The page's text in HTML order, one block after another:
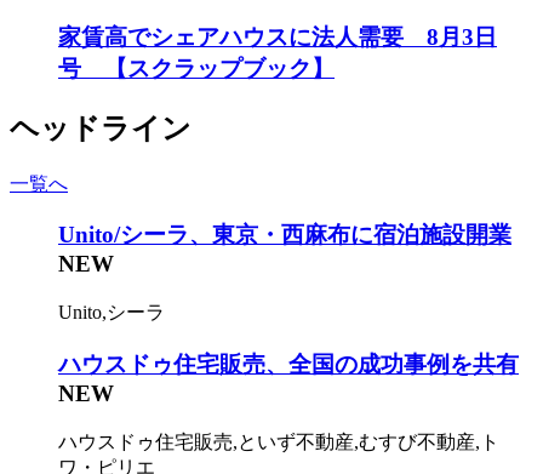
家賃高でシェアハウスに法人需要 8月3日
号 【スクラップブック】
ヘッドライン
一覧へ
Unito/シーラ、東京・西麻布に宿泊施設開業
NEW
Unito,シーラ
ハウスドゥ住宅販売、全国の成功事例を共有
NEW
ハウスドゥ住宅販売,といず不動産,むすび不動産,ト
ワ・ピリエ